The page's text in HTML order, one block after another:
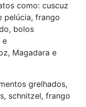
como: cuscuz
pelúcia, frango
bolos
e
Magadara e
grelhados,
schnitzel, frango